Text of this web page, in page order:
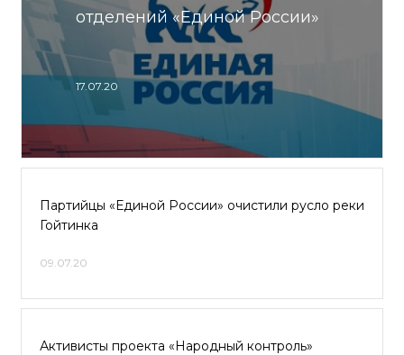
отделений «Единой России»
17.07.20
Партийцы «Единой России» очистили русло реки
Гойтинка
09.07.20
Активисты проекта «Народный контроль»